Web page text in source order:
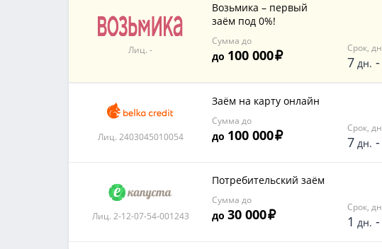
Лиц. -
Возьмика – первый
заём под 0%!
Сумма до
до 100 000 Срок, дн
7 дн. -
Лиц. 2403045010054
Заём на карту онлайн
Сумма до
до 100 000 Срок, дн
7 дн. -
Лиц. 2-12-07-54-001243
Потребительский заём
Сумма до
до 30 000 Срок, дн
1 дн. -